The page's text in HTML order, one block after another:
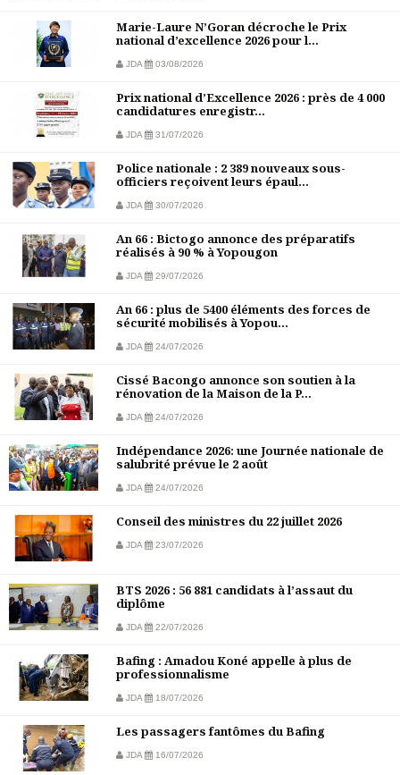
Marie-Laure N’Goran décroche le Prix
national d’excellence 2026 pour l...
JDA 03/08/2026
Prix national d’Excellence 2026 : près de 4 000
candidatures enregistr...
JDA 31/07/2026
Police nationale : 2 389 nouveaux sous-
officiers reçoivent leurs épaul...
JDA 30/07/2026
An 66 : Bictogo annonce des préparatifs
réalisés à 90 % à Yopougon
JDA 29/07/2026
An 66 : plus de 5400 éléments des forces de
sécurité mobilisés à Yopou...
JDA 24/07/2026
Cissé Bacongo annonce son soutien à la
rénovation de la Maison de la P...
JDA 24/07/2026
Indépendance 2026: une Journée nationale de
salubrité prévue le 2 août
JDA 24/07/2026
Conseil des ministres du 22 juillet 2026
JDA 23/07/2026
BTS 2026 : 56 881 candidats à l’assaut du
diplôme
JDA 22/07/2026
Bafing : Amadou Koné appelle à plus de
professionnalisme
JDA 18/07/2026
Les passagers fantômes du Bafing
JDA 16/07/2026